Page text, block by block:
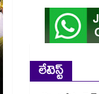
లేటెస్ట్